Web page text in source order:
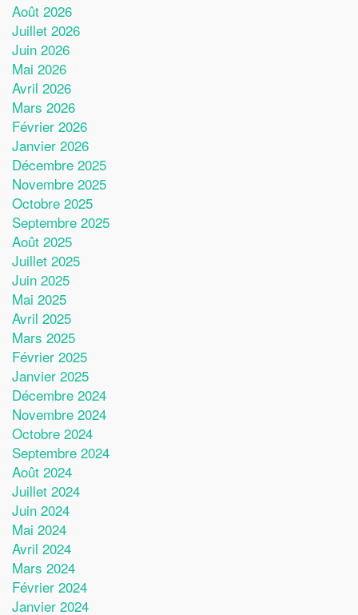
Août 2026
Juillet 2026
Juin 2026
Mai 2026
Avril 2026
Mars 2026
Février 2026
Janvier 2026
Décembre 2025
Novembre 2025
Octobre 2025
Septembre 2025
Août 2025
Juillet 2025
Juin 2025
Mai 2025
Avril 2025
Mars 2025
Février 2025
Janvier 2025
Décembre 2024
Novembre 2024
Octobre 2024
Septembre 2024
Août 2024
Juillet 2024
Juin 2024
Mai 2024
Avril 2024
Mars 2024
Février 2024
Janvier 2024